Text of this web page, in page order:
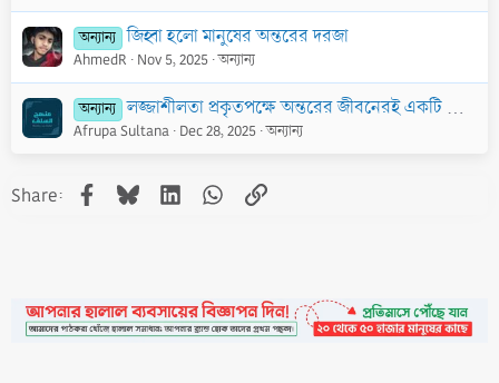
অন্যান্য জিহ্বা হলো মানুষের অন্তরের দরজা
AhmedR Nov 5, 2025 অন্যান্য
অন্যান্য লজ্জাশীলতা প্রকৃতপক্ষে অন্তরের জীবনেরই একটি অংশ
Afrupa Sultana Dec 28, 2025 অন্যান্য
Share: Facebook
BlueskyLinkedInWhatsApp
Link